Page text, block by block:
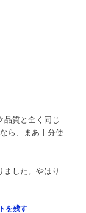
品質と全く同じ
ら、まあ十分使
した。やはり
を残す